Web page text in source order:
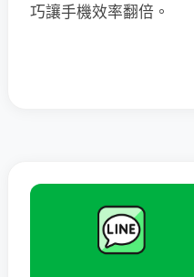
巧讓手機效率翻倍。